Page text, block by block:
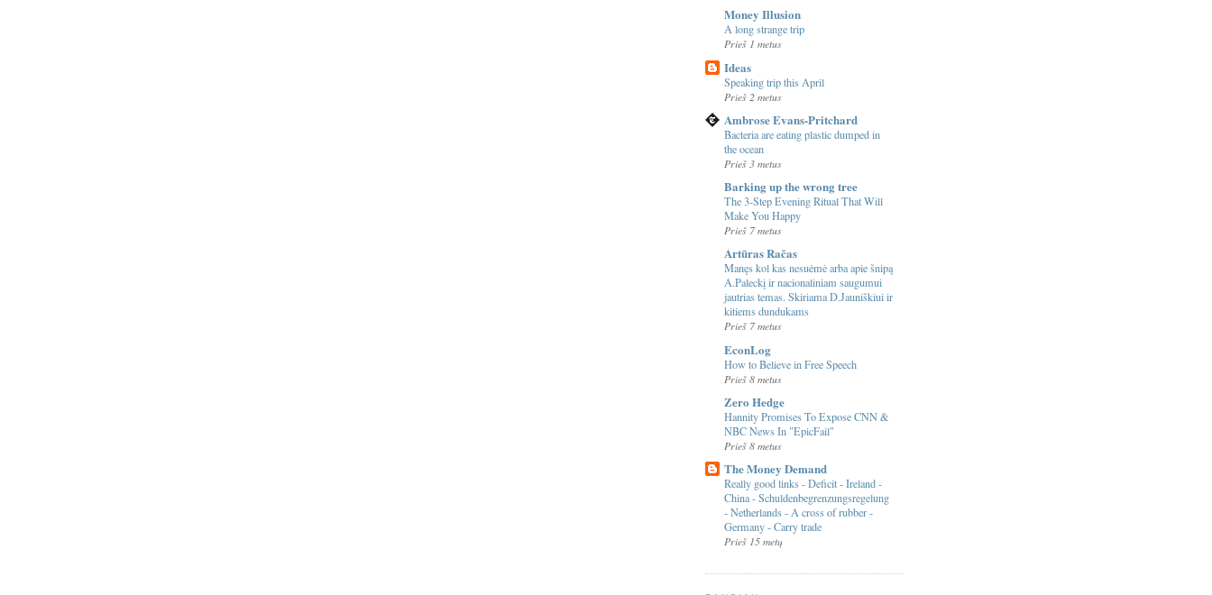
Money Illusion
A long strange trip
Prieš 1 metus
Ideas
Speaking trip this April
Prieš 2 metus
Ambrose Evans-Pritchard
Bacteria are eating plastic dumped in
the ocean
Prieš 3 metus
Barking up the wrong tree
The 3-Step Evening Ritual That Will
Make You Happy
Prieš 7 metus
Artūras Račas
Manęs kol kas nesuėmė arba apie šnipą
A.Paleckį ir nacionaliniam saugumui
jautrias temas. Skiriama D.Jauniškiui ir
kitiems dundukams
Prieš 7 metus
EconLog
How to Believe in Free Speech
Prieš 8 metus
Zero Hedge
Hannity Promises To Expose CNN &
NBC News In "EpicFail"
Prieš 8 metus
The Money Demand
Really good links - Deficit - Ireland -
China - Schuldenbegrenzungsregelung
- Netherlands - A cross of rubber -
Germany - Carry trade
Prieš 15 metų